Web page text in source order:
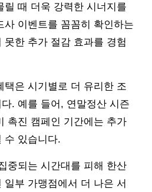
릴 때 더욱 강력한 시너지를
사 이벤트를 꼼꼼히 확인하는
못한 추가 절감 효과를 경험
택은 시기별로 더 유리한 조
. 예를 들어, 연말정산 시즌
촉진 캠페인 기간에는 추가
수 있습니다.
중되는 시간대를 피해 한산
일부 가맹점에서 더 나은 서